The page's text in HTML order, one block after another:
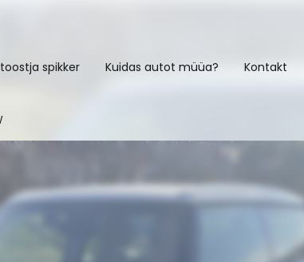
spikker Kuidas autot müüa? Kontakt